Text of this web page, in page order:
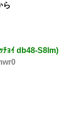
ら
ﾁｮｲ db48-S8lm)